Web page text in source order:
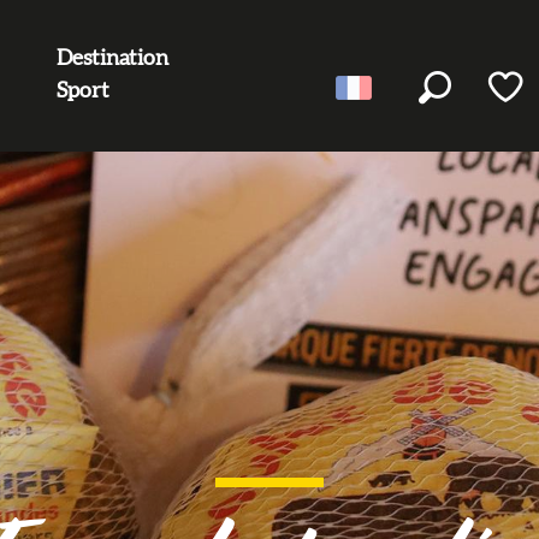
Destination
Sport